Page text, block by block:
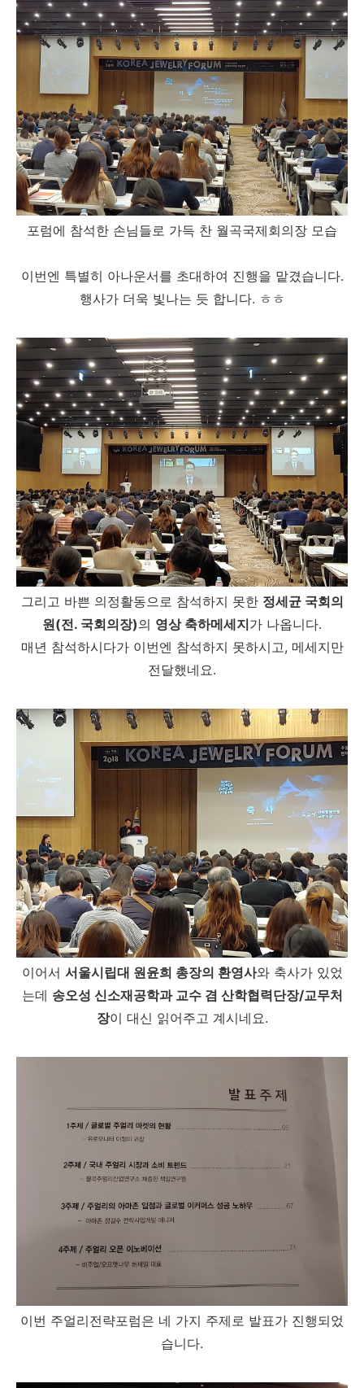
포럼에 참석한 손님들로 가득 찬 월곡국제회의장 모습
이번엔 특별히 아나운서를 초대하여 진행을 맡겼습니다.
행사가 더욱 빛나는 듯 합니다. ㅎㅎ
그리고 바쁜 의정활동으로 참석하지 못한 정세균 국회의
원(전. 국회의장)의 영상 축하메세지가 나옵니다.
매년 참석하시다가 이번엔 참석하지 못하시고, 메세지만
전달했네요.
이어서 서울시립대 원윤희 총장의 환영사와 축사가 있었
는데 송오성 신소재공학과 교수 겸 산학협력단장/교무처
장이 대신 읽어주고 계시네요.
이번 주얼리전략포럼은 네 가지 주제로 발표가 진행되었
습니다.